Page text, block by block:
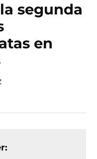
segunda
en